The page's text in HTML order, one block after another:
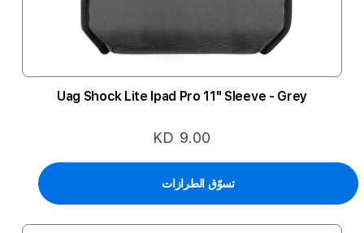
Uag Shock Lite Ipad Pro 11" Sleeve - Grey
KD 9.00
تسوّق الطرازات